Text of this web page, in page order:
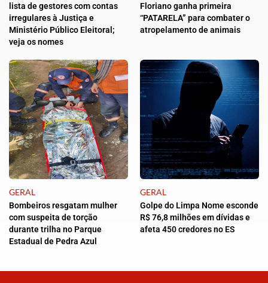
lista de gestores com contas
irregulares à Justiça e
Ministério Público Eleitoral;
veja os nomes
Floriano ganha primeira
“PATARELA” para combater o
atropelamento de animais
GERAL
Bombeiros resgatam mulher
com suspeita de torção
durante trilha no Parque
Estadual de Pedra Azul
GERAL
Golpe do Limpa Nome esconde
R$ 76,8 milhões em dívidas e
afeta 450 credores no ES